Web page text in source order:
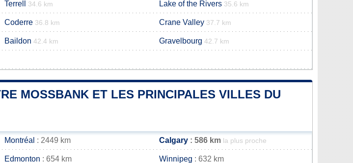
Terrell 34.6 km Lake of the Rivers 35.6 km
Coderre 36.8 km Crane Valley 37.7 km
Baildon 42.4 km Gravelbourg 42.7 km
MOSSBANK ET LES PRINCIPALES VILLES DU
Montréal : 2449 km Calgary : 586 km la plus proche
Edmonton : 654 km Winnipeg : 632 km